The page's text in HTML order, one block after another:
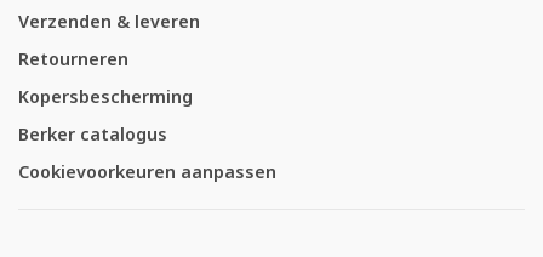
Verzenden & leveren
Retourneren
Kopersbescherming
Berker catalogus
Cookievoorkeuren aanpassen